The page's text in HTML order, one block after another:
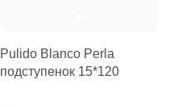
Pulido Blanco Perla
подступенок 15*120